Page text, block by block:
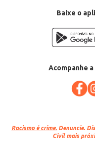
EAN: 7898378334062Baixe o
Acompanhe
Racismo é crime. Denuncie.
Civil mais